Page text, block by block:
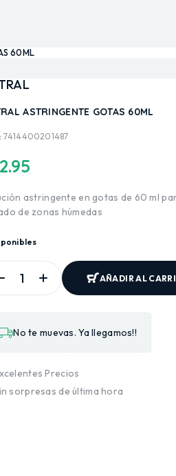
60ML
ASTRINGENTE GOTAS 60ML
7414400201487
astringente en gotas de 60 ml
de zonas húmedas
AÑADIR AL
No te muevas. Ya llegamos!!
Precios
sorpresas de última hora